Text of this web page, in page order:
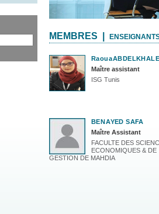
MEMBRES |
Raoua
Maître assistant
ISG Tunis
BENAYED SAFA
Maître Assistant
FACULTE DES
ECONOMIQUES & DE
GESTION DE MAHDIA